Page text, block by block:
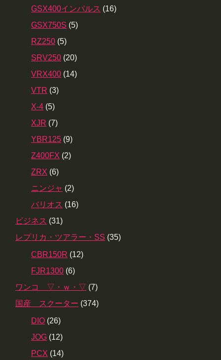
GSX400インパルス (16)
GSX750S (5)
RZ250 (5)
SRV250 (20)
VRX400 (14)
VTR (3)
X-4 (5)
XJR (7)
YBR125 (9)
Z400FX (2)
ZRX (6)
ニンジャ (2)
バリオス (16)
ビジネス (31)
レプリカ・ツアラー・SS (35)
CBR150R (12)
FJR1300 (6)
ワンコ ▽・ｗ・▽ (7)
国産 スクーター (374)
DIO (26)
JOG (12)
PCX (14)